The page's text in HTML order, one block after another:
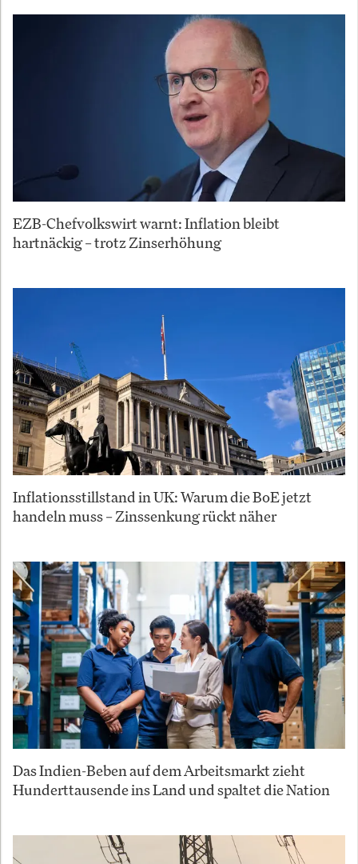
EZB-Chefvolkswirt warnt: Inflation bleibt
hartnäckig – trotz Zinserhöhung
Inflationsstillstand in UK: Warum die BoE jetzt
handeln muss – Zinssenkung rückt näher
Das Indien-Beben auf dem Arbeitsmarkt zieht
Hunderttausende ins Land und spaltet die Nation